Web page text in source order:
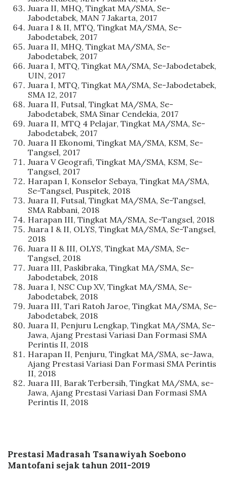
Juara II, MHQ, Tingkat MA/SMA, Se-
Jabodetabek, MAN 7 Jakarta, 2017
Juara I & II, MTQ, Tingkat MA/SMA, Se-
Jabodetabek, 2017
Juara II, MHQ, Tingkat MA/SMA, Se-
Jabodetabek, 2017
Juara I, MTQ, Tingkat MA/SMA, Se-Jabodetabek,
UIN, 2017
Juara I, MTQ, Tingkat MA/SMA, Se-Jabodetabek,
SMA 12, 2017
Juara II, Futsal, Tingkat MA/SMA, Se-
Jabodetabek, SMA Sinar Cendekia, 2017
Juara II, MTQ 4 Pelajar, Tingkat MA/SMA, Se-
Jabodetabek, 2017
Juara II Ekonomi, Tingkat MA/SMA, KSM, Se-
Tangsel, 2017
Juara V Geografi, Tingkat MA/SMA, KSM, Se-
Tangsel, 2017
Harapan I, Konselor Sebaya, Tingkat MA/SMA,
Se-Tangsel, Puspitek, 2018
Juara II, Futsal, Tingkat MA/SMA, Se-Tangsel,
SMA Rabbani, 2018
Harapan III, Tingkat MA/SMA, Se-Tangsel, 2018
Juara I & II, OLYS, Tingkat MA/SMA, Se-Tangsel,
2018
Juara II & III, OLYS, Tingkat MA/SMA, Se-
Tangsel, 2018
Juara III, Paskibraka, Tingkat MA/SMA, Se-
Jabodetabek, 2018
Juara I, NSC Cup XV, Tingkat MA/SMA, Se-
Jabodetabek, 2018
Juara III, Tari Ratoh Jaroe, Tingkat MA/SMA, Se-
Jabodetabek, 2018
Juara II, Penjuru Lengkap, Tingkat MA/SMA, Se-
Jawa, Ajang Prestasi Variasi Dan Formasi SMA
Perintis II, 2018
Harapan II, Penjuru, Tingkat MA/SMA, se-Jawa,
Ajang Prestasi Variasi Dan Formasi SMA Perintis
II, 2018
Juara III, Barak Terbersih, Tingkat MA/SMA, se-
Jawa, Ajang Prestasi Variasi Dan Formasi SMA
Perintis II, 2018
Prestasi Madrasah Tsanawiyah Soebono
Mantofani sejak tahun 2011-2019